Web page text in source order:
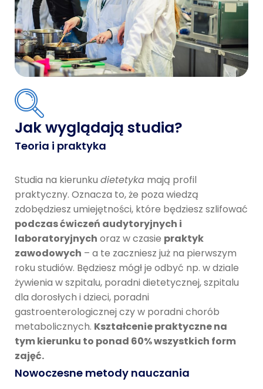
Jak wyglądają studia?
Teoria i praktyka
Studia na kierunku dietetyka mają profil
praktyczny. Oznacza to, że poza wiedzą
zdobędziesz umiejętności, które będziesz szlifować
podczas ćwiczeń audytoryjnych i
laboratoryjnych oraz w czasie praktyk
zawodowych – a te zaczniesz już na pierwszym
roku studiów. Będziesz mógł je odbyć np. w dziale
żywienia w szpitalu, poradni dietetycznej, szpitalu
dla dorosłych i dzieci, poradni
gastroenterologicznej czy w poradni chorób
metabolicznych. Kształcenie praktyczne na
tym kierunku to ponad 60% wszystkich form
zajęć.
Nowoczesne metody nauczania